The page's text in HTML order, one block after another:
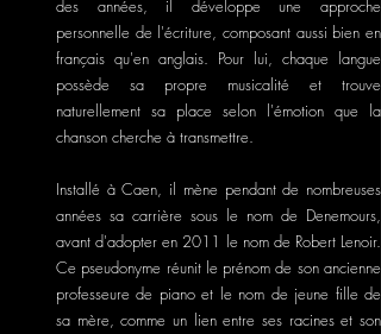
des années, il développe une approche
personnelle de l'écriture, composant aussi bien en
français qu'en anglais. Pour lui, chaque langue
possède sa propre musicalité et trouve
naturellement sa place selon l'émotion que la
chanson cherche à transmettre.
Installé à Caen, il mène pendant de nombreuses
années sa carrière sous le nom de Denemours,
avant d'adopter en 2011 le nom de Robert Lenoir.
Ce pseudonyme réunit le prénom de son ancienne
professeure de piano et le nom de jeune fille de
sa mère, comme un lien entre ses racines et son